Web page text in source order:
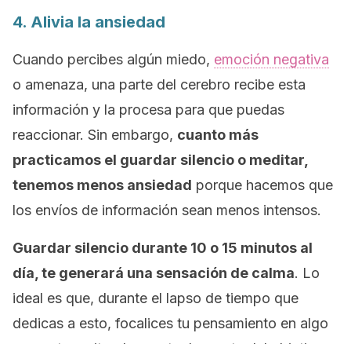
4. Alivia la ansiedad
Cuando percibes algún miedo, emoción negativa
o amenaza, una parte del cerebro recibe esta
información y la procesa para que puedas
reaccionar. Sin embargo, cuanto más
practicamos el guardar silencio o meditar,
tenemos menos ansiedad porque hacemos que
los envíos de información sean menos intensos.
Guardar silencio durante 10 o 15 minutos al
día, te generará una sensación de calma. Lo
ideal es que, durante el lapso de tiempo que
dedicas a esto, focalices tu pensamiento en algo